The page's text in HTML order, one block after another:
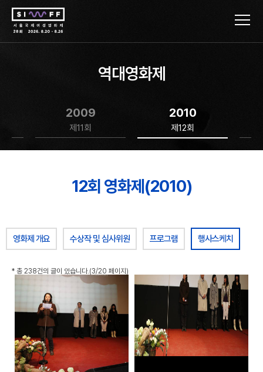
역대영화제
2009
제11회
2010
제12회
12회 영화제(2010)
영화제 개요 수상작 및 심사위원 프로그램 행사스케치
* 총 238건의 글이 있습니다.(3/20 페이지)